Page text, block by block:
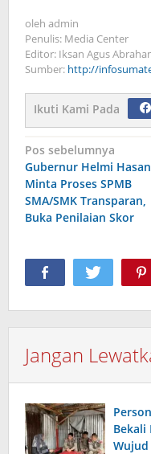
oleh admin
Penulis: Media Center
Editor: Iksan Agus
Sumber: http://
Ikuti Kami Pada
Navigasi
pos
Pos sebelumnya
Gubernur Helmi Hasan
Minta Proses SPMB
SMA/SMK Transparan,
Buka Penilaian Skor
Jangan
Bekali